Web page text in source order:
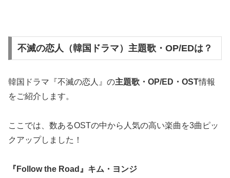
不滅の恋人（韓国ドラマ）主題歌・OP/EDは？
韓国ドラマ『不滅の恋人』の主題歌・OP/ED・OST情報
をご紹介します。
ここでは、数あるOSTの中から人気の高い楽曲を3曲ピッ
クアップしました！
『Follow the Road』キム・ヨンジ